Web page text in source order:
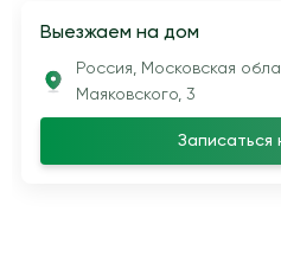
Выезжаем на дом
Россия, Московская
Маяковского, 3
Записаться